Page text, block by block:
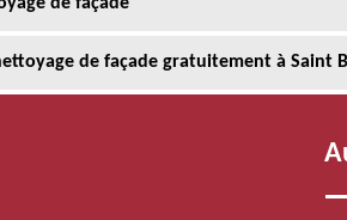
de façade gratuitement à Saint